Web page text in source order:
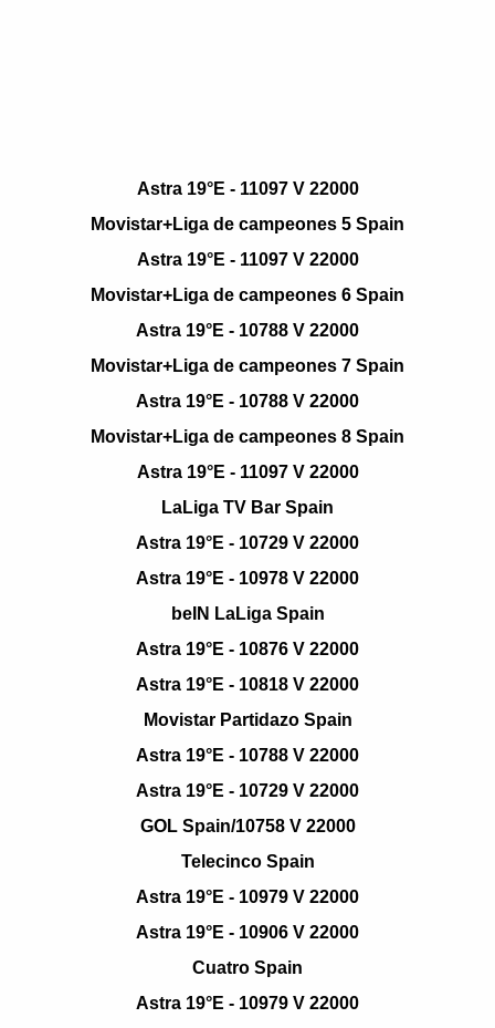
Astra 19°E - 11097 V 22000
Movistar+Liga de campeones 5 Spain
Astra 19°E - 11097 V 22000
Movistar+Liga de campeones 6 Spain
Astra 19°E - 10788 V 22000
Movistar+Liga de campeones 7 Spain
Astra 19°E - 10788 V 22000
Movistar+Liga de campeones 8 Spain
Astra 19°E - 11097 V 22000
LaLiga TV Bar Spain
Astra 19°E - 10729 V 22000
Astra 19°E - 10978 V 22000
beIN LaLiga Spain
Astra 19°E - 10876 V 22000
Astra 19°E - 10818 V 22000
Movistar Partidazo Spain
Astra 19°E - 10788 V 22000
Astra 19°E - 10729 V 22000
GOL Spain/10758 V 22000
Telecinco Spain
Astra 19°E - 10979 V 22000
Astra 19°E - 10906 V 22000
Cuatro Spain
Astra 19°E - 10979 V 22000